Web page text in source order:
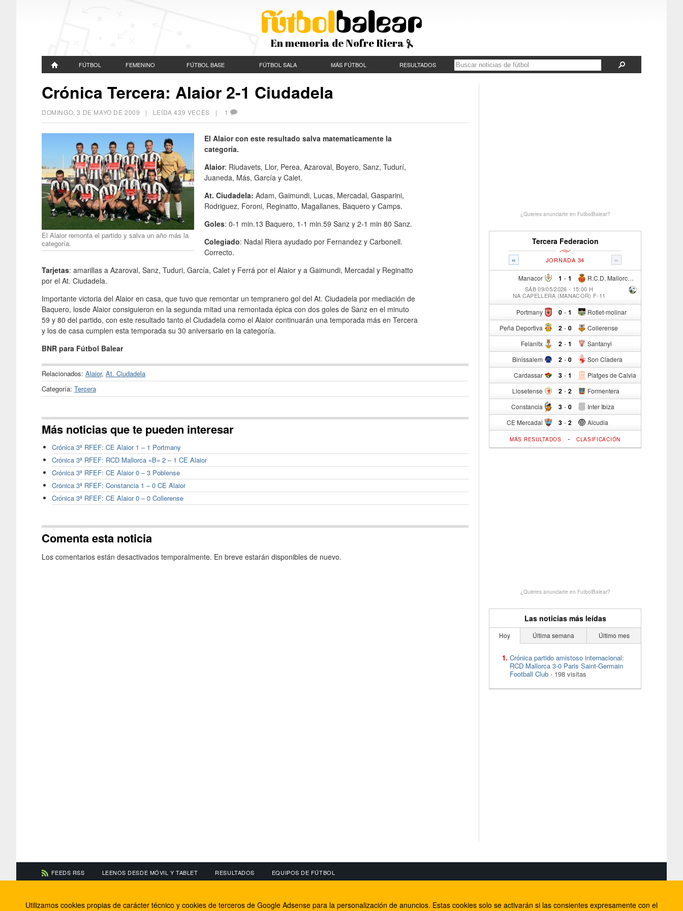
En memoria de Nofre Riera
FÚTBOL FEMENINO FÚTBOL BASE FÚTBOL SALA MÁS FÚTBOL RESULTADOS
Crónica Tercera: Alaior 2-1 Ciudadela
DOMINGO, 3 DE MAYO DE 2009 | LEÍDA 439 VECES | 1
El Alaior remonta el partido y salva un año más la
categoría.
El Alaior con este resultado salva matematicamente la
categoría.
Alaior: Riudavets, Llor, Perea, Azaroval, Boyero, Sanz, Tudurí,
Juaneda, Más, García y Calet.
At. Ciudadela: Adam, Gaimundi, Lucas, Mercadal, Gasparini,
Rodriguez, Foroni, Reginatto, Magallanes, Baquero y Camps.
Goles: 0-1 min.13 Baquero, 1-1 min.59 Sanz y 2-1 min 80 Sanz.
Colegiado: Nadal Riera ayudado por Fernandez y Carbonell.
Correcto.
Tarjetas: amarillas a Azaroval, Sanz, Tuduri, García, Calet y Ferrá por el Alaior y a Gaimundi, Mercadal y Reginatto
por el At. Ciudadela.
Importante victoria del Alaior en casa, que tuvo que remontar un tempranero gol del At. Ciudadela por mediación de
Baquero, losde Alaior consiguieron en la segunda mitad una remontada épica con dos goles de Sanz en el minuto
59 y 80 del partido, con este resultado tanto el Ciudadela como el Alaior continuarán una temporada más en Tercera
y los de casa cumplen esta temporada su 30 aniversario en la categoría.
BNR para Fútbol Balear
Relacionados: Alaior, At. Ciudadela
Categoría: Tercera
Más noticias que te pueden interesar
Crónica 3ª RFEF: CE Alaior 1 – 1 Portmany
Crónica 3ª RFEF: RCD Mallorca «B» 2 – 1 CE Alaior
Crónica 3ª RFEF: CE Alaior 0 – 3 Poblense
Crónica 3ª RFEF: Constancia 1 – 0 CE Alaior
Crónica 3ª RFEF: CE Alaior 0 – 0 Collerense
Comenta esta noticia
Los comentarios están desactivados temporalmente. En breve estarán disponibles de nuevo.
¿Quieres anunciarte en FutbolBalear?
Tercera Federacion
« »
JORNADA 34
Manacor 1 - R.C.D. Mallorca Sad "B"
1
SÁB 09/05/2026 - 15:00 H
NA CAPELLERA (MANACOR) F-11
Portmany 0 - Rotlet-molinar
1
Peña Deportiva 2 - Collerense
0
Felanitx 2 - Santanyi
1
Binissalem 2 - Son Cladera
0
Cardassar 3 - Platges de Calvia
1
Llosetense 2 - Formentera
2
Constancia 3 - Inter Ibiza
0
CE Mercadal 3 - Alcudia
2
MÁS RESULTADOS - CLASIFICACIÓN
¿Quieres anunciarte en FutbolBalear?
Las noticias más leídas
Hoy Última semana Último mes
Crónica partido amistoso internacional:
RCD Mallorca 3-0 Paris Saint-Germain
Football Club - 198 visitas
FEEDS RSS LEENOS DESDE MÓVIL Y TABLET RESULTADOS EQUIPOS DE FÚTBOL
Información de contacto
El equipo de FútbolBalear
Facebook
Internet Rural Mallorca
Utilizamos cookies propias de carácter técnico y cookies de terceros de Google Adsense para la personalización de anuncios. Estas cookies solo se activarán si las consientes expresamente con el